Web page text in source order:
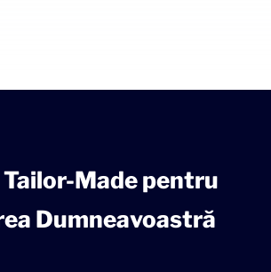
Made pentru
Dumneavoastră